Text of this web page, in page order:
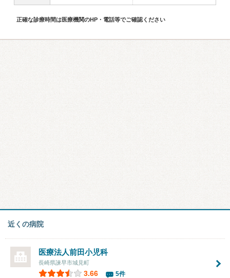
正確な診療時間は医療機関のHP・電話等でご確認ください
近くの病院
医療法人前田小児科
長崎県諫早市城見町
3.66 5件